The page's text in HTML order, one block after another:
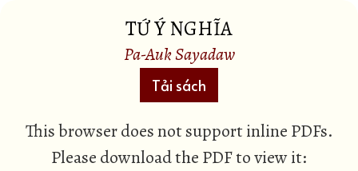
TỨ Ý NGHĨA
Pa-Auk Sayadaw
Tải sách
This browser does not support inline PDFs.
Please download the PDF to view it: